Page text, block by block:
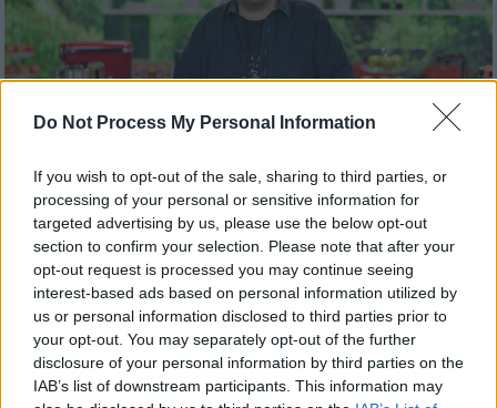
Do Not Process My Personal Information
If you wish to opt-out of the sale, sharing to third parties, or
processing of your personal or sensitive information for
targeted advertising by us, please use the below opt-out
section to confirm your selection. Please note that after your
opt-out request is processed you may continue seeing
interest-based ads based on personal information utilized by
us or personal information disclosed to third parties prior to
your opt-out. You may separately opt-out of the further
disclosure of your personal information by third parties on the
IAB’s list of downstream participants. This information may
Προσθέστε το ΕΘΝΟΣ στη Google
ΟΒαγγέλης Δρίσκας καθημερινά θα
μοιράζεται τις αγαπημένες του συνταγές και
θα δίνει τις συμβουλές του για
πεντανόστιμαπιάτα. Στην ανανεωμένη του